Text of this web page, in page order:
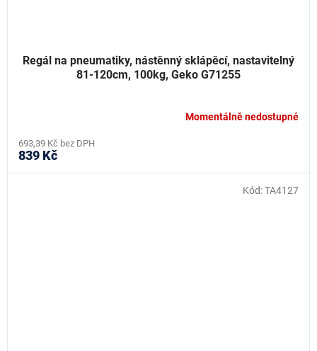
Regál na pneumatiky, nástěnný sklápěcí, nastavitelný
81-120cm, 100kg, Geko G71255
Momentálně nedostupné
693,39 Kč bez DPH
839 Kč
Kód:TA4127